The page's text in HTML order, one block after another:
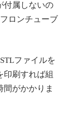
付属しないの
ロンチューブ
ファイルを
印刷すれば組
がかかりま